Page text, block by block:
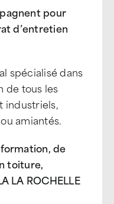
pour
d’entretien
spécialisé dans
de tous les
industriels,
amiantés.
de
toiture,
LA ROCHELLE